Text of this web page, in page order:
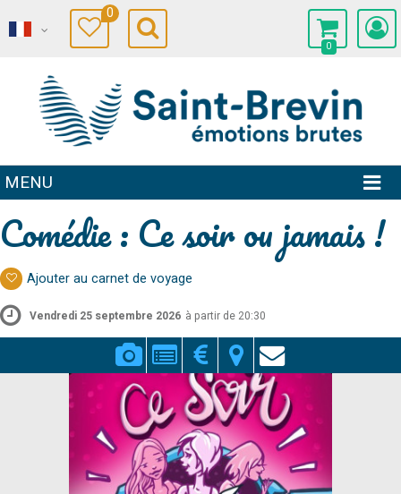
0
0
MENU
Comédie : Ce soir ou jamais !
Ajouter au carnet de voyage
Vendredi 25 septembre 2026 à partir de 20:30